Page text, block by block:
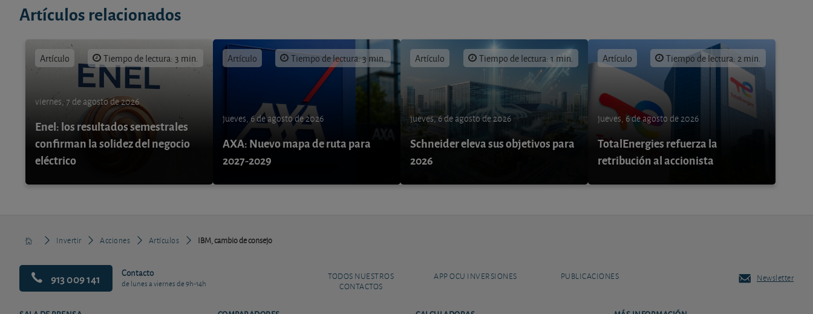
Artículos relacionados
Artículo Tiempo de lectura: 3 min.
viernes, 7 de agosto de 2026
Enel: los resultados semestrales
confirman la solidez del negocio
eléctrico
Artículo Tiempo de lectura: 3 min.
jueves, 6 de agosto de 2026
AXA: Nuevo mapa de ruta para
2027-2029
Artículo Tiempo de lectura: 1 min.
jueves, 6 de agosto de 2026
Schneider eleva sus objetivos para
2026
Artículo Tiempo de lectura: 2 min.
jueves, 6 de agosto de 2026
TotalEnergies refuerza la
retribución al accionista
Invertir Acciones Artículos IBM, cambio de consejo
913 009 141 Contacto
de lunes a viernes de 9h-14h
TODOS NUESTROS
CONTACTOS
APP OCU INVERSIONES PUBLICACIONES Newsletter